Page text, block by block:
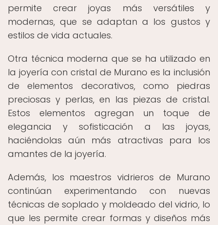
permite crear joyas más versátiles y
modernas, que se adaptan a los gustos y
estilos de vida actuales.
Otra técnica moderna que se ha utilizado en
la joyería con cristal de Murano es la inclusión
de elementos decorativos, como piedras
preciosas y perlas, en las piezas de cristal.
Estos elementos agregan un toque de
elegancia y sofisticación a las joyas,
haciéndolas aún más atractivas para los
amantes de la joyería.
Además, los maestros vidrieros de Murano
continúan experimentando con nuevas
técnicas de soplado y moldeado del vidrio, lo
que les permite crear formas y diseños más